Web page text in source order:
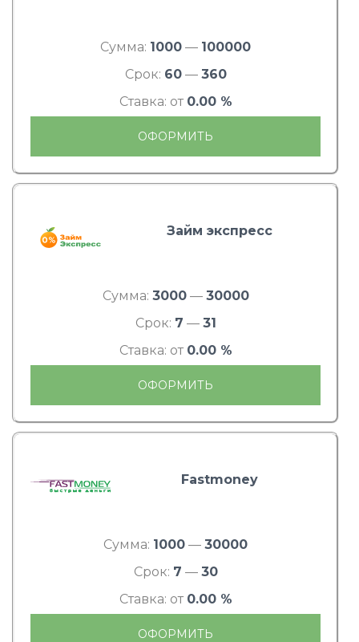
Сумма: 1000 — 100000
Срок: 60— 360
Ставка: от 0.00 %
ОФОРМИТЬ
Займ экспресс
Сумма: 3000— 30000
Срок: 7 — 31
Ставка: от 0.00 %
ОФОРМИТЬ
Fastmoney
Сумма: 1000 — 30000
Срок: 7 — 30
Ставка: от 0.00 %
ОФОРМИТЬ